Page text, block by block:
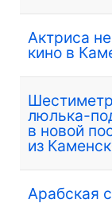
Актриса
кино в
люлька-
в новой
из
Арабская